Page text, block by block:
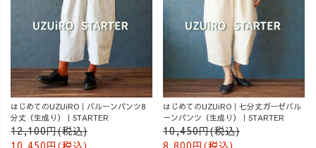
はじめてのUZUiRO｜バルーンパンツ8
分丈（生成り）｜STARTER
12,100円(税込)
はじめてのUZUiRO｜七分丈ガーゼバル
ーンパンツ（生成り）｜STARTER
10,450円(税込)